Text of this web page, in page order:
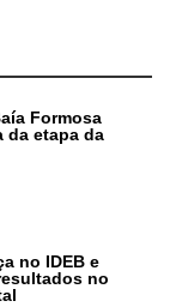
Formosa
da etapa da
no IDEB e
no